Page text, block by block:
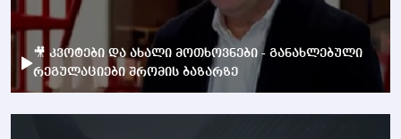
🎥 კვოტები და ახალი მოთხოვნები - განახლებული
რეგულაციები შრომის ბაზარზე